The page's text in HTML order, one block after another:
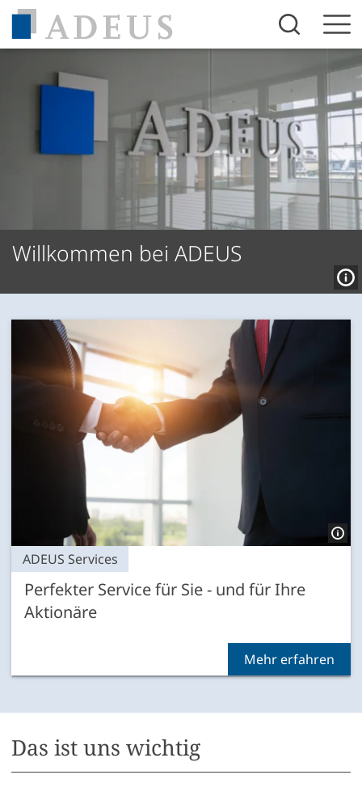
Inhalt anspringen
Willkommen bei ADEUS
ADEUS Services
Perfekter Service für Sie - und für Ihre
Aktionäre
Das ist uns wichtig